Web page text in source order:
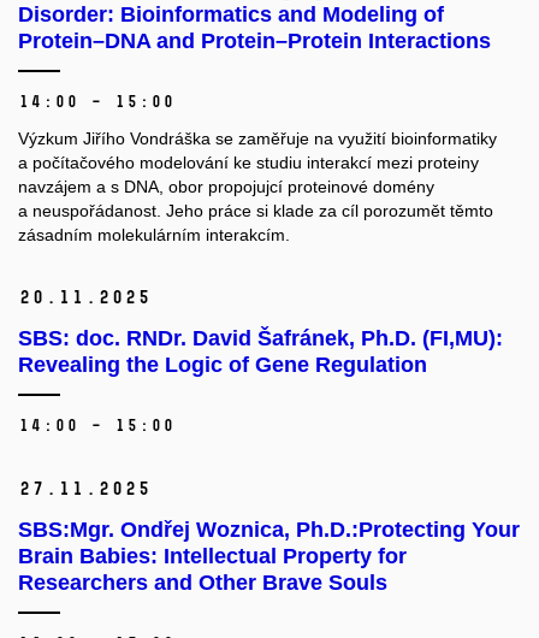
Disorder: Bioinformatics and Modeling of
Protein–DNA and Protein–Protein Interactions
14:00 – 15:00
Výzkum Jiřího Vondráška se zaměřuje na využití bioinformatiky
a počítačového modelování ke studiu interakcí mezi proteiny
navzájem a s DNA, obor propojujcí proteinové domény
a neuspořádanost. Jeho práce si klade za cíl porozumět těmto
zásadním molekulárním interakcím.
20. 11. 2025
SBS: doc. RNDr. David Šafránek, Ph.D. (FI,MU):
Revealing the Logic of Gene Regulation
14:00 – 15:00
27. 11. 2025
SBS:Mgr. Ondřej Woznica, Ph.D.:Protecting Your
Brain Babies: Intellectual Property for
Researchers and Other Brave Souls